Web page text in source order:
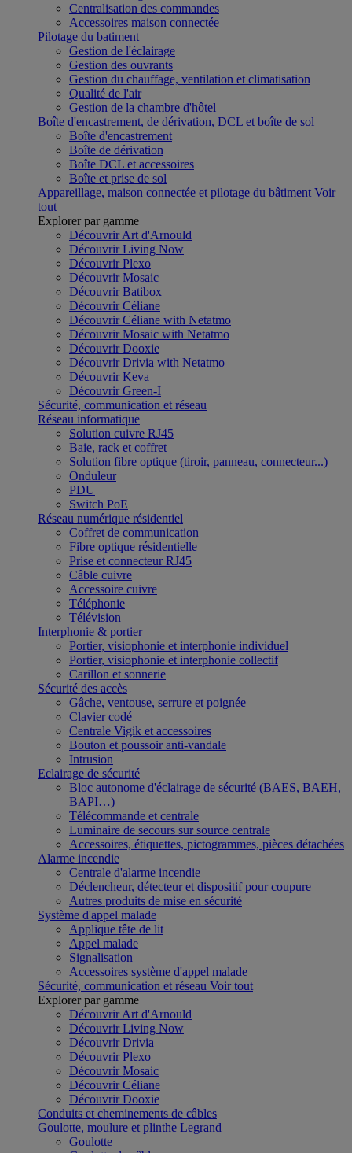
Centralisation des commandes
Accessoires maison connectée
Pilotage du batiment
Gestion de l'éclairage
Gestion des ouvrants
Gestion du chauffage, ventilation et climatisation
Qualité de l'air
Gestion de la chambre d'hôtel
Boîte d'encastrement, de dérivation, DCL et boîte de sol
Boîte d'encastrement
Boîte de dérivation
Boîte DCL et accessoires
Boîte et prise de sol
Appareillage, maison connectée et pilotage du bâtiment Voir
tout
Explorer par gamme
Découvrir Art d'Arnould
Découvrir Living Now
Découvrir Plexo
Découvrir Mosaic
Découvrir Batibox
Découvrir Céliane
Découvrir Céliane with Netatmo
Découvrir Mosaic with Netatmo
Découvrir Dooxie
Découvrir Drivia with Netatmo
Découvrir Keva
Découvrir Green-I
Sécurité, communication et réseau
Réseau informatique
Solution cuivre RJ45
Baie, rack et coffret
Solution fibre optique (tiroir, panneau, connecteur...)
Onduleur
PDU
Switch PoE
Réseau numérique résidentiel
Coffret de communication
Fibre optique résidentielle
Prise et connecteur RJ45
Câble cuivre
Accessoire cuivre
Téléphonie
Télévision
Interphonie & portier
Portier, visiophonie et interphonie individuel
Portier, visiophonie et interphonie collectif
Carillon et sonnerie
Sécurité des accès
Gâche, ventouse, serrure et poignée
Clavier codé
Centrale Vigik et accessoires
Bouton et poussoir anti-vandale
Intrusion
Eclairage de sécurité
Bloc autonome d'éclairage de sécurité (BAES, BAEH,
BAPI…)
Télécommande et centrale
Luminaire de secours sur source centrale
Accessoires, étiquettes, pictogrammes, pièces détachées
Alarme incendie
Centrale d'alarme incendie
Déclencheur, détecteur et dispositif pour coupure
Autres produits de mise en sécurité
Système d'appel malade
Applique tête de lit
Appel malade
Signalisation
Accessoires système d'appel malade
Sécurité, communication et réseau Voir tout
Explorer par gamme
Découvrir Art d'Arnould
Découvrir Living Now
Découvrir Drivia
Découvrir Plexo
Découvrir Mosaic
Découvrir Céliane
Découvrir Dooxie
Conduits et cheminements de câbles
Goulotte, moulure et plinthe Legrand
Goulotte